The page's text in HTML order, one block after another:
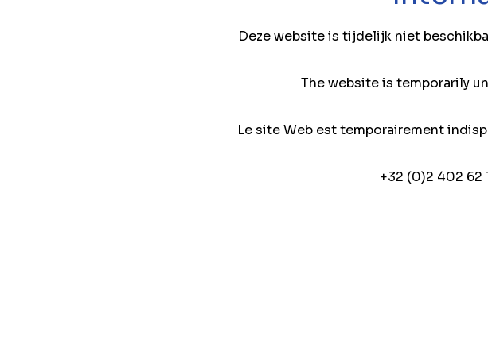
Deze website is tijdelijk niet
The website is temporarily
Le site Web est temporairement
+32 (0)2 402 62